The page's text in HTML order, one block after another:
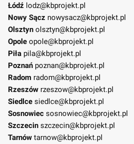
Łódź lodz@kbprojekt.pl
Nowy Sącz nowysacz@kbprojekt.pl
Olsztyn olsztyn@kbprojekt.pl
Opole opole@kbprojekt.pl
Piła pila@kbprojekt.pl
Poznań poznan@kbprojekt.pl
Radom radom@kbprojekt.pl
Rzeszów rzeszow@kbprojekt.pl
Siedlce siedlce@kbprojekt.pl
Sosnowiec sosnowiec@kbprojekt.pl
Szczecin szczecin@kbprojekt.pl
Tarnów tarnow@kbprojekt.pl